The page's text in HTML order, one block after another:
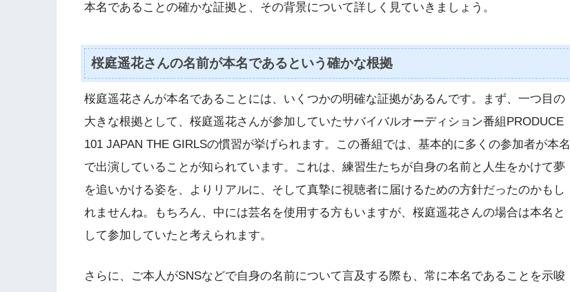
本名であることの確かな証拠と、その背景について詳しく見ていきましょう。
桜庭遥花さんの名前が本名であるという確かな根拠
桜庭遥花さんが本名であることには、いくつかの明確な証拠があるんです。まず、一つ目の
大きな根拠として、桜庭遥花さんが参加していたサバイバルオーディション番組PRODUCE
101 JAPAN THE GIRLSの慣習が挙げられます。この番組では、基本的に多くの参加者が本名
で出演していることが知られています。これは、練習生たちが自身の名前と人生をかけて夢
を追いかける姿を、よりリアルに、そして真摯に視聴者に届けるための方針だったのかもし
れませんね。もちろん、中には芸名を使用する方もいますが、桜庭遥花さんの場合は本名と
して参加していたと考えられます。
さらに、ご本人がSNSなどで自身の名前について言及する際も、常に本名であることを示唆